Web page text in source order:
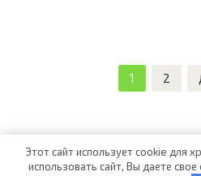
1 2
Этот сайт использует cookie для
использовать сайт, Вы даете свое